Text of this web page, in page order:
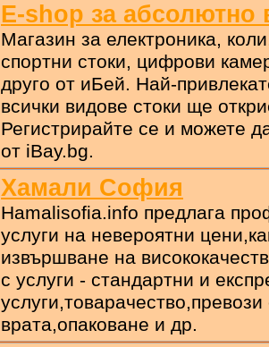
E-shop за абсолютно
Магазин за електроника,
спортни стоки, цифрови
друго от иБей. Най-
всички видове стоки ще
Регистрирайте се и можете
от iBay.bg.
Хамали София
Hamalisofia.info предлага
услуги на невероятни
извършване на
с услуги - стандартни и
врата,опаковане и др.